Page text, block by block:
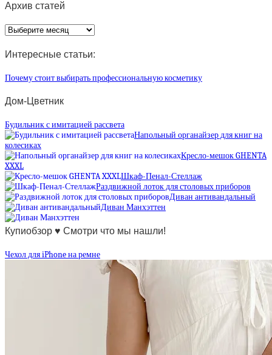
Архив статей
Архив
статей
Интересные статьи:
Почему стоит выбирать профессиональную косметику
Дом-Цветник
Будильник с имитацией рассвета
Напольный органайзер для книг на
колесиках
Кресло-мешок GHENTA
XXXL
Шкаф-Пенал-Стеллаж
Раздвижной лоток для столовых приборов
Диван антивандальный
Диван Манхэттен
Купиобзор ♥ Смотри что мы нашли!
Чехол для iPhone на ремне